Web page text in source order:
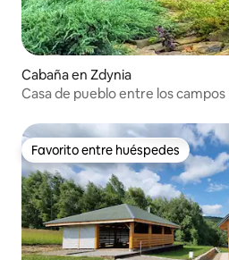
Cabaña en Zdynia
Casa de pueblo entre los campos
Favorito entre huéspedes
Favorito entre huéspedes